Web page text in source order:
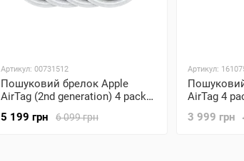
Артикул: 00731512
Пошуковий брелок Apple
AirTag (2nd generation) 4 pack
6 099 грн
5 199 грн
Артикул:
AirTag 4
3 999 грн